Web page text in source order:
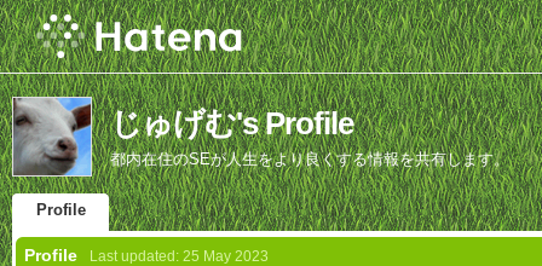
じゅげむ's Profile
都内在住のSEが人生をより良くする情報を共有します。
Profile
Profile Last updated: 25 May 2023